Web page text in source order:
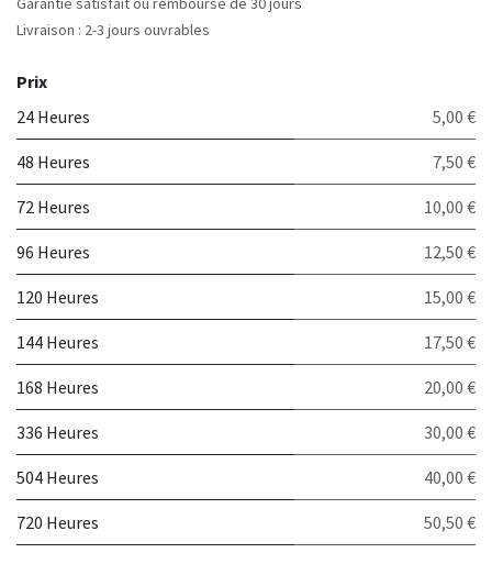
Livraison : 2-3 jours ouvrables
Prix
24 Heures
5,00 €
48 Heures 7,50 €
72 Heures 10,00 €
96 Heures 12,50 €
120 Heures 15,00 €
144 Heures 17,50 €
168 Heures 20,00 €
336 Heures 30,00 €
504 Heures 40,00 €
720 Heures 50,50 €